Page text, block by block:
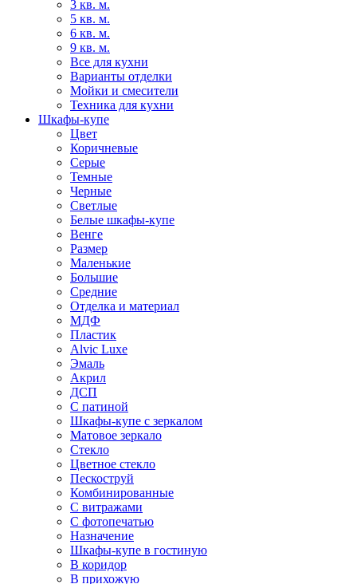
3 кв. м.
5 кв. м.
6 кв. м.
9 кв. м.
Все для кухни
Варианты отделки
Мойки и смесители
Техника для кухни
Шкафы-купе
Цвет
Коричневые
Серые
Темные
Черные
Светлые
Белые шкафы-купе
Венге
Размер
Маленькие
Большие
Средние
Отделка и материал
МДФ
Пластик
Alvic Luxe
Эмаль
Акрил
ДСП
С патиной
Шкафы-купе с зеркалом
Матовое зеркало
Стекло
Цветное стекло
Пескоструй
Комбинированные
С витражами
С фотопечатью
Назначение
Шкафы-купе в гостиную
В коридор
В прихожую